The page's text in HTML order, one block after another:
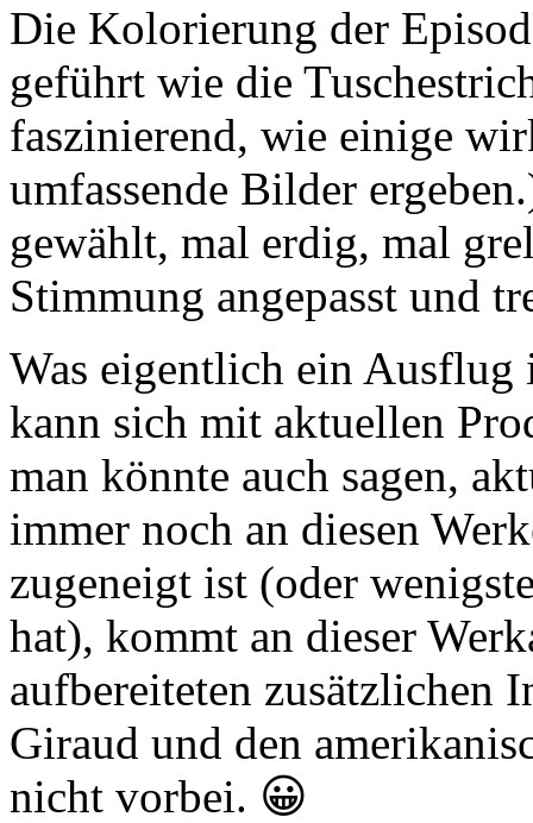
Die Kolorierung der
geführt wie die
faszinierend, wie einige
umfassende Bilder
gewählt, mal erdig, mal
Stimmung angepasst und
Was eigentlich ein
kann sich mit aktuellen
man könnte auch sagen,
immer noch an diesen
zugeneigt ist (oder
hat), kommt an dieser
aufbereiteten zusätzlichen
Giraud und den
nicht vorbei. 😀